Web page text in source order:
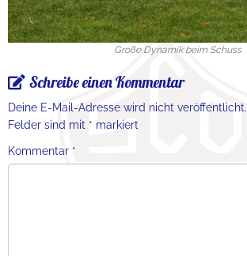
Große Dynamik beim Schuss
Schreibe einen Kommentar
Deine E-Mail-Adresse wird nicht veröffentlicht.
Felder sind mit * markiert
Kommentar *